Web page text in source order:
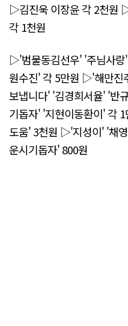
▷김진욱 이장윤 각 2천원
각 1천원
▷'범물동김선우' '주님사
원수진' 각 5만원 ▷'해만
보냅니다' '김경희서율' '반
기돕자' '지현이동환이' 각
도움' 3천원 ▷'지성이' '채
운시기돕자' 800원